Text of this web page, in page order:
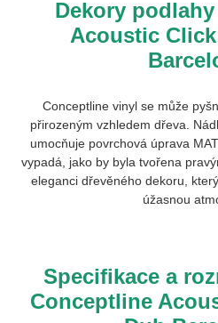
Dekory
Acoustic Click
Conceptline vinyl se může
přirozeným vzhledem dřeva.
umocňuje povrchová úprava
vypadá, jako by byla tvořena
eleganci dřevěného dekoru,
úžasnou
Specifikace a
Conceptline